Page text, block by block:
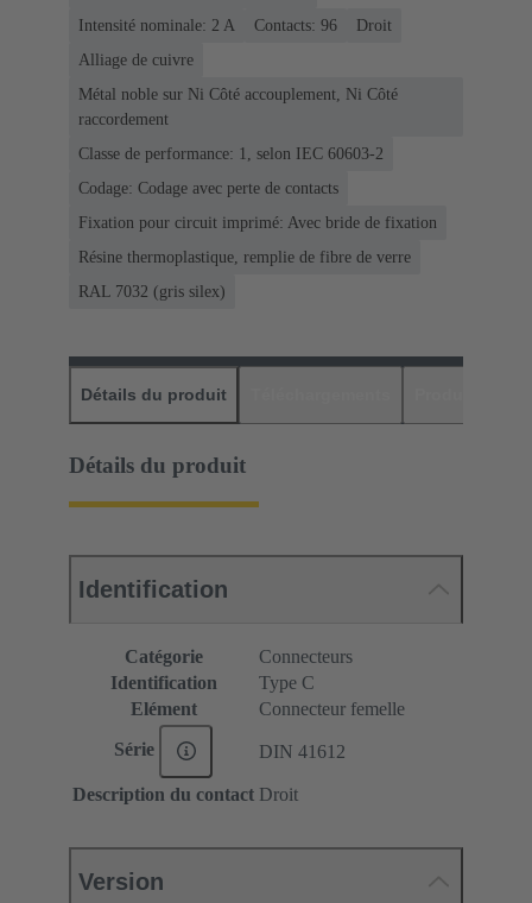
Intensité nominale: ‌2 A
Contacts: 96
Droit
Alliage de cuivre
Métal noble sur Ni Côté accouplement, Ni Côté
raccordement
Classe de performance: 1, selon IEC 60603-2
Codage: Codage avec perte de contacts
Fixation pour circuit imprimé: Avec bride de fixation
Résine thermoplastique, remplie de fibre de verre
RAL 7032 (gris silex)
Détails du produit
Détails du produit
Identification
Catégorie
Connecteurs
Identification
Type C
Elément
Connecteur femelle
Série DIN 41612
Description du contact Droit
Version